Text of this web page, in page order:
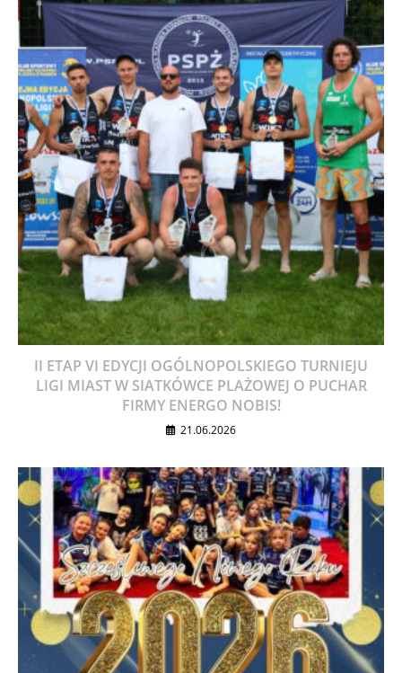
II ETAP VI EDYCJI OGÓLNOPOLSKIEGO TURNIEJU
LIGI MIAST W SIATKÓWCE PLAŻOWEJ O PUCHAR
FIRMY ENERGO NOBIS!
21.06.2026